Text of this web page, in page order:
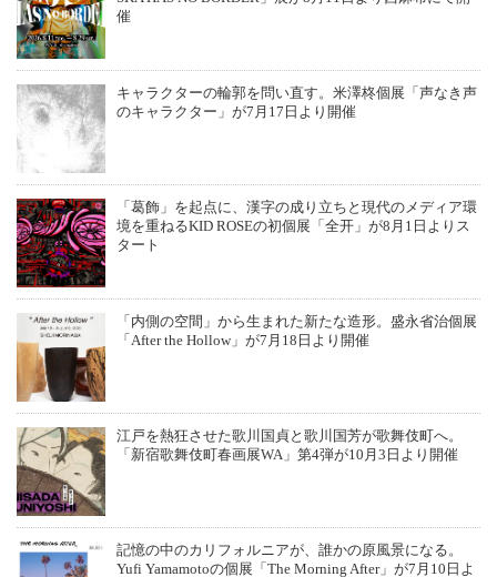
催
キャラクターの輪郭を問い直す。米澤柊個展「声なき声
のキャラクター」が7月17日より開催
「葛飾」を起点に、漢字の成り立ちと現代のメディア環
境を重ねるKID ROSEの初個展「全开」が8月1日よりス
タート
「内側の空間」から生まれた新たな造形。盛永省治個展
「After the Hollow」が7月18日より開催
江戸を熱狂させた歌川国貞と歌川国芳が歌舞伎町へ。
「新宿歌舞伎町春画展WA」第4弾が10月3日より開催
記憶の中のカリフォルニアが、誰かの原風景になる。
Yufi Yamamotoの個展「The Morning After」が7月10日よ